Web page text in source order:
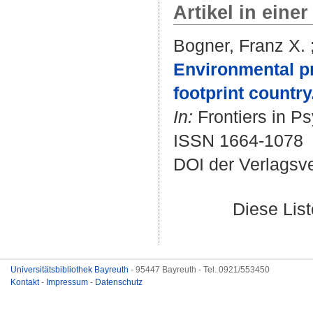
Artikel in
Bogner, Franz X.
Environmental
footprint
In: Frontiers in
ISSN 1664-1078
DOI der
Diese
Universitätsbibliothek Bayreuth - 95447 Bayreuth - Tel. 0921/553450
Kontakt- Impressum - Datenschutz